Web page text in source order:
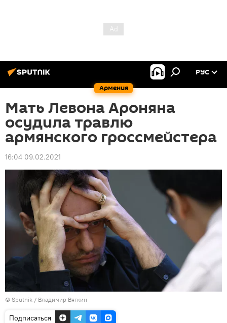
Армения
РУС
Мать Левона Ароняна
осудила травлю
армянского гроссмейстера
16:04 09.02.2021
© Sputnik / Владимир Вяткин
Подписаться